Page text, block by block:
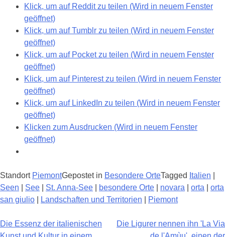
Klick, um auf Reddit zu teilen (Wird in neuem Fenster
geöffnet)
Klick, um auf Tumblr zu teilen (Wird in neuem Fenster
geöffnet)
Klick, um auf Pocket zu teilen (Wird in neuem Fenster
geöffnet)
Klick, um auf Pinterest zu teilen (Wird in neuem Fenster
geöffnet)
Klick, um auf LinkedIn zu teilen (Wird in neuem Fenster
geöffnet)
Klicken zum Ausdrucken (Wird in neuem Fenster
geöffnet)
Standort PiemontGepostet in Besondere OrteTagged Italien
Seen
See St. Anna-See besondere Orte novara orta
orta
san giulio
Landschaften und Territorien Piemont
Beitrags-
Navigation
Die Essenz der italienischen
Die Ligurer nennen ihn 'La Via